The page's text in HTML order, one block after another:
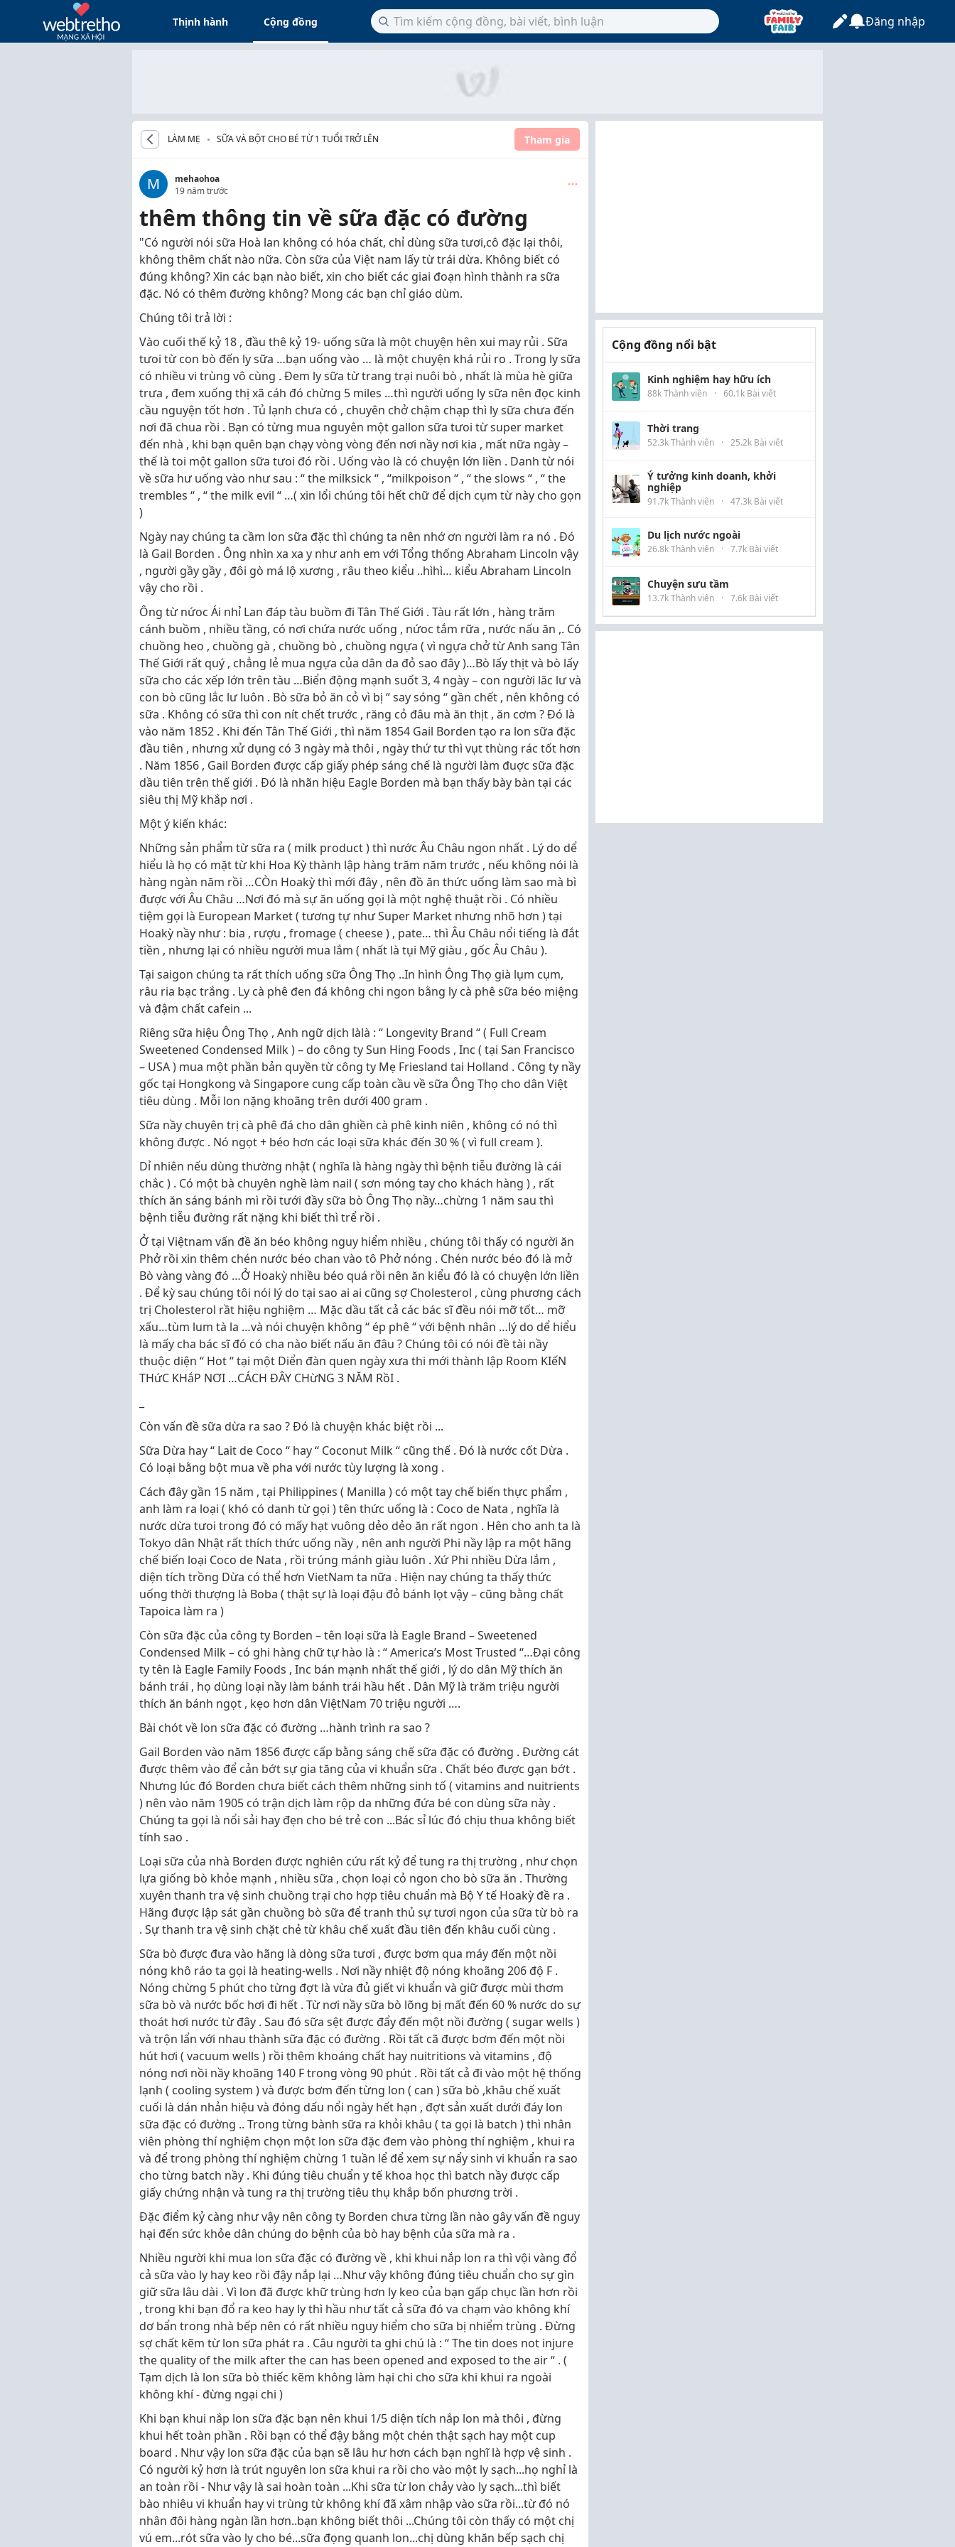
Thịnh hành Cộng đồng Đăng nhập
LÀM MẸ SỮA VÀ BỘT CHO BÉ TỪ 1 TUỔI TRỞ LÊN Tham gia
M
mehaohoa
19 năm trước
thêm thông tin về sữa đặc có đường
"Có người nói sữa Hoà lan không có hóa chất, chỉ dùng sữa tươi,cô đặc lại thôi,
không thêm chất nào nữa. Còn sữa của Việt nam lấy từ trái dừa. Không biết có
đúng không? Xin các bạn nào biết, xin cho biết các giai đoạn hình thành ra sữa
đặc. Nó có thêm đường không? Mong các bạn chỉ giáo dùm.
Chúng tôi trả lời :
Vào cuối thế kỷ 18 , đầu thê kỷ 19- uống sữa là một chuyện hên xui may rủi . Sữa
tưoi từ con bò đến ly sữa …bạn uống vào … là một chuyện khá rủi ro . Trong ly sữa
có nhiều vi trùng vô cùng . Đem ly sữa từ trang trại nuôi bò , nhất là mùa hè giữa
trưa , đem xuống thị xã cáh đó chừng 5 miles …thì người uống ly sữa nên đọc kinh
cầu nguyện tốt hơn . Tủ lạnh chưa có , chuyên chở chậm chạp thì ly sữa chưa đến
nơi đã chua rồi . Bạn có từng mua nguyên một gallon sữa tưoi từ super market
đến nhà , khi bạn quên bạn chạy vòng vòng đến nơi nầy nơi kia , mất nữa ngày –
thế là toi một gallon sữa tưoi đó rồi . Uống vào là có chuyện lớn liền . Danh từ nói
về sữa hư uống vào như sau : “ the milksick “ , “milkpoison “ , “ the slows “ , “ the
trembles “ , “ the milk evil “ …( xin lổi chúng tôi hết chữ để dịch cụm từ này cho gọn
)
Ngày nay chúng ta cầm lon sữa đặc thì chúng ta nên nhớ ơn người làm ra nó . Đó
là Gail Borden . Ông nhìn xa xa y như anh em với Tổng thống Abraham Lincoln vậy
, người gầy gầy , đôi gò má lộ xương , râu theo kiểu ..hìhì… kiểu Abraham Lincoln
vậy cho rồi .
Ông từ nứoc Ái nhỉ Lan đáp tàu buồm đi Tân Thế Giới . Tàu rất lớn , hàng trăm
cánh buồm , nhiều tầng, có nơi chứa nước uống , nứoc tắm rữa , nước nấu ăn ,. Có
chuồng heo , chuồng gà , chuồng bò , chuồng ngựa ( vì ngựa chở từ Anh sang Tân
Thế Giới rất quý , chẳng lẻ mua ngựa của dân da đỏ sao đây )…Bò lấy thịt và bò lấy
sữa cho các xếp lớn trên tàu …Biển động mạnh suốt 3, 4 ngày – con người lăc lư và
con bò cũng lắc lư luôn . Bò sữa bỏ ăn cỏ vì bị “ say sóng “ gần chết , nên không có
sữa . Không có sữa thì con nít chết trước , răng cỏ đâu mà ăn thịt , ăn cơm ? Đó là
vào năm 1852 . Khi đến Tân Thế Giới , thì năm 1854 Gail Borden tạo ra lon sữa đặc
đầu tiên , nhưng xử dụng có 3 ngày mà thôi , ngày thứ tư thì vụt thùng rác tốt hơn
. Năm 1856 , Gail Borden được cấp giấy phép sáng chế là người làm đuợc sữa đặc
dầu tiên trên thế giới . Đó là nhãn hiệu Eagle Borden mà bạn thấy bày bàn tại các
siêu thị Mỹ khắp nơi .
Một ý kiến khác:
Những sản phẩm từ sữa ra ( milk product ) thì nước Âu Châu ngon nhất . Lý do dể
hiểu là họ có mặt từ khi Hoa Kỳ thành lập hàng trăm năm trước , nếu không nói là
hàng ngàn năm rồi …CÒn Hoakỳ thì mới đây , nên đồ ăn thức uống làm sao mà bì
được với Âu Châu …Nơi đó mà sự ăn uống gọi là một nghệ thuật rồi . Có nhiều
tiệm gọi là European Market ( tương tự như Super Market nhưng nhõ hơn ) tại
Hoakỳ nầy như : bia , rượu , fromage ( cheese ) , pate… thì Âu Châu nổi tiếng là đắt
tiền , nhưng lại có nhiều người mua lắm ( nhất là tụi Mỹ giàu , gốc Âu Châu ).
Tại saigon chúng ta rất thích uống sữa Ông Thọ ..In hình Ông Thọ già lụm cụm,
râu ria bạc trắng . Ly cà phê đen đá không chi ngon bằng ly cà phê sữa béo miệng
và đậm chất cafein ...
Riêng sữa hiệu Ông Thọ , Anh ngữ dịch làlà : “ Longevity Brand “ ( Full Cream
Sweetened Condensed Milk ) – do công ty Sun Hing Foods , Inc ( tại San Francisco
– USA ) mua một phần bản quyền từ công ty Mẹ Friesland tai Holland . Công ty nầy
gốc tại Hongkong và Singapore cung cấp toàn cầu về sữa Ông Thọ cho dân Việt
tiêu dùng . Mỗi lon nặng khoãng trên dưới 400 gram .
Sữa nầy chuyên trị cà phê đá cho dân ghiền cà phê kinh niên , không có nó thì
không được . Nó ngọt + béo hơn các loại sữa khác đến 30 % ( vì full cream ).
Dỉ nhiên nếu dùng thường nhật ( nghĩa là hàng ngày thì bệnh tiễu đường là cái
chắc ) . Có một bà chuyên nghề làm nail ( sơn móng tay cho khách hàng ) , rất
thích ăn sáng bánh mì rồi tưới đầy sữa bò Ông Thọ nầy…chừng 1 năm sau thì
bệnh tiễu đường rất nặng khi biết thì trể rồi .
Ở tại Việtnam vấn đề ăn béo không nguy hiểm nhiều , chúng tôi thấy có người ăn
Phở rồi xin thêm chén nước béo chan vào tô Phở nóng . Chén nước béo đó là mở
Bò vàng vàng đó …Ở Hoakỳ nhiều béo quá rồi nên ăn kiểu đó là có chuyện lớn liền
. Để kỳ sau chúng tôi nói lý do tại sao ai ai cũng sợ Cholesterol , cùng phương cách
trị Cholesterol rầt hiệu nghiệm … Mặc dầu tất cả các bác sĩ đều nói mỡ tốt… mỡ
xấu…tùm lum tà la …và nói chuyện không “ ép phê “ với bệnh nhân …lý do dể hiểu
là mấy cha bác sĩ đó có cha nào biết nấu ăn đâu ? Chúng tôi có nói đề tài nầy
thuộc diện “ Hot “ tại một Diển đàn quen ngày xưa thi mới thành lập Room KIếN
THứC KHắP NƠI …CÁCH ĐÂY CHừNG 3 NĂM RồI .
Còn vấn đề sữa dừa ra sao ? Đó là chuyện khác biệt rồi ...
Sữa Dừa hay “ Lait de Coco “ hay “ Coconut Milk “ cũng thế . Đó là nước cốt Dừa .
Có loại bằng bột mua về pha với nước tùy lượng là xong .
Cách đây gần 15 năm , tại Philippines ( Manilla ) có một tay chế biến thực phẩm ,
anh làm ra loại ( khó có danh từ gọi ) tên thức uống là : Coco de Nata , nghĩa là
nước dừa tưoi trong đó có mấy hạt vuông dẻo dẻo ăn rất ngon . Hên cho anh ta là
Tokyo dân Nhật rất thích thức uống nầy , nên anh người Phi nầy lập ra một hãng
chế biến loại Coco de Nata , rồi trúng mánh giàu luôn . Xứ Phi nhiều Dừa lắm ,
diện tích trồng Dừa có thể hơn VietNam ta nữa . Hiện nay chúng ta thấy thức
uống thời thượng là Boba ( thật sự là loại đậu đỏ bánh lọt vậy – cũng bằng chất
Tapoica làm ra )
Còn sữa đặc của công ty Borden – tên loại sữa là Eagle Brand – Sweetened
Condensed Milk – có ghi hàng chữ tự hào là : “ America’s Most Trusted “…Đại công
ty tên là Eagle Family Foods , Inc bán mạnh nhất thế giới , lý do dân Mỹ thích ăn
bánh trái , họ dùng loại nầy làm bánh trái hầu hết . Dân Mỹ là trăm triệu người
thích ăn bánh ngọt , kẹo hơn dân ViệtNam 70 triệu người ….
Bài chót về lon sữa đặc có đường …hành trình ra sao ?
Gail Borden vào năm 1856 được cấp bằng sáng chế sữa đặc có đường . Đường cát
được thêm vào để cản bớt sự gia tăng của vi khuẩn sữa . Chất béo được gạn bớt .
Nhưng lúc đó Borden chưa biết cách thêm những sinh tố ( vitamins and nuitrients
) nên vào năm 1905 có trận dịch làm rộp da những đứa bé con dùng sữa này .
Chúng ta gọi là nổi sải hay đẹn cho bé trẻ con ...Bác sỉ lúc đó chịu thua không biết
tính sao .
Loại sữa của nhà Borden được nghiên cứu rất kỷ để tung ra thị trường , như chọn
lựa giống bò khỏe mạnh , nhiều sữa , chọn loại cỏ ngon cho bò sữa ăn . Thường
xuyên thanh tra vệ sinh chuồng trại cho hợp tiêu chuẩn mà Bộ Y tế Hoakỳ đề ra .
Hãng được lập sát gần chuồng bò sữa để tranh thủ sự tươi ngon của sữa từ bò ra
. Sự thanh tra vệ sinh chặt chẻ từ khâu chế xuất đầu tiên đến khâu cuối cùng .
Sữa bò được đưa vào hãng là dòng sữa tươi , được bơm qua máy đến một nồi
nóng khô ráo ta gọi là heating-wells . Nơi nầy nhiệt độ nóng khoãng 206 độ F .
Nóng chừng 5 phút cho từng đợt là vừa đủ giết vi khuẩn và giữ được mùi thơm
sữa bò và nước bốc hơi đi hết . Từ nơi nầy sữa bò lõng bị mất đến 60 % nước do sự
thoát hơi nước từ đây . Sau đó sữa sệt được đẩy đến một nồi đường ( sugar wells )
và trộn lẩn với nhau thành sữa đặc có đường . Rồi tất cã được bơm đến một nồi
hút hơi ( vacuum wells ) rồi thêm khoáng chất hay nuitritions và vitamins , độ
nóng nơi nồi nầy khoãng 140 F trong vòng 90 phút . Rồi tất cả đi vào một hệ thống
lạnh ( cooling system ) và được bơm đến từng lon ( can ) sữa bò ,khâu chế xuất
cuối là dán nhản hiệu và đóng dấu nổi ngày hết hạn , đợt sản xuất dưới đáy lon
sữa đặc có đường .. Trong từng bành sữa ra khỏi khâu ( ta gọi là batch ) thì nhân
viên phòng thí nghiệm chọn một lon sữa đặc đem vào phòng thí nghiệm , khui ra
và để trong phòng thí nghiệm chừng 1 tuần lể để xem sự nẩy sinh vi khuẩn ra sao
cho từng batch nầy . Khi đúng tiêu chuẩn y tế khoa học thì batch nầy được cấp
giấy chứng nhận và tung ra thị trường tiêu thụ khắp bốn phương trời .
Đặc điểm kỷ càng như vậy nên công ty Borden chưa từng lần nào gây vấn đề nguy
hại đến sức khỏe dân chúng do bệnh của bò hay bệnh của sữa mà ra .
Nhiều người khi mua lon sữa đặc có đường về , khi khui nắp lon ra thì vội vàng đổ
cả sữa vào ly hay keo rồi đậy nắp lại …Như vậy không đúng tiêu chuẩn cho sự gìn
giữ sữa lâu dài . Vì lon đã được khữ trùng hơn ly keo của bạn gấp chục lần hơn rồi
, trong khi bạn đổ ra keo hay ly thì hầu như tất cả sữa đó va chạm vào không khí
dơ bẩn trong nhà bếp nên có rất nhiều nguy hiểm cho sữa bị nhiểm trùng . Đừng
sợ chất kẽm từ lon sữa phát ra . Câu người ta ghi chú là : “ The tin does not injure
the quality of the milk after the can has been opened and exposed to the air “ . (
Tạm dịch là lon sữa bò thiếc kẽm không làm hại chi cho sữa khi khui ra ngoài
không khí - đừng ngại chi )
Khi bạn khui nắp lon sữa đặc bạn nên khui 1/5 diện tích nắp lon mà thôi , đừng
khui hết toàn phần . Rồi bạn có thể đậy bằng một chén thật sạch hay một cup
board . Như vậy lon sữa đặc của bạn sẽ lâu hư hơn cách bạn nghĩ là hợp vệ sinh .
Có người kỷ hơn là trút nguyên lon sữa khui ra rồi cho vào một ly sạch...họ nghỉ là
an toàn rồi - Như vậy là sai hoàn toàn ...Khi sữa từ lon chảy vào ly sạch...thì biết
bào nhiêu vi khuẩn hay vi trùng từ không khí đã xâm nhập vào sữa rồi...từ đó nó
nhân đôi hàng ngàn lần hơn..bạn không biết thôi ...Chúng tôi còn thấy có một chị
vú em...rót sữa vào ly cho bé...sữa đọng quanh lon...chị dùng khăn bếp sạch chị
Cộng đồng nổi bật
Kinh nghiệm hay hữu ích
88k Thành viên · 60.1k Bài viết
Thời trang
52.3k Thành viên · 25.2k Bài viết
Ý tưởng kinh doanh, khởi
nghiệp
91.7k Thành viên · 47.3k Bài viết
Du lịch nước ngoài
26.8k Thành viên · 7.7k Bài viết
Chuyện sưu tầm
13.7k Thành viên · 7.6k Bài viết